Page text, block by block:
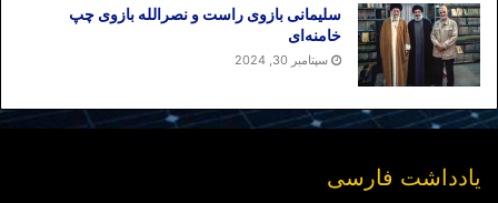
سلیمانی بازوی راست و نصرالله بازوی چپ
خامنه‌ای
سپتامبر 30, 2024
یادداشت فارسی